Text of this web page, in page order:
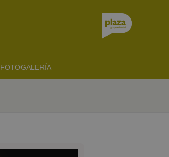
FOTOGALERÍA